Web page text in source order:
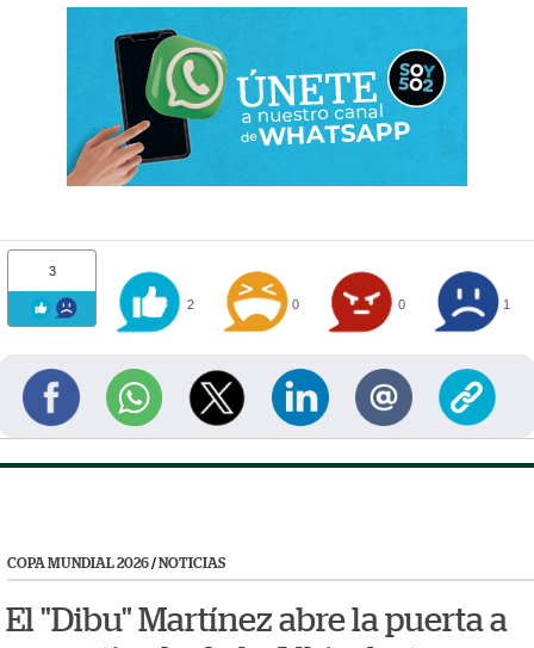
3
2 0 0 1
COPA MUNDIAL 2026/NOTICIAS
El "Dibu" Martínez abre la puerta a